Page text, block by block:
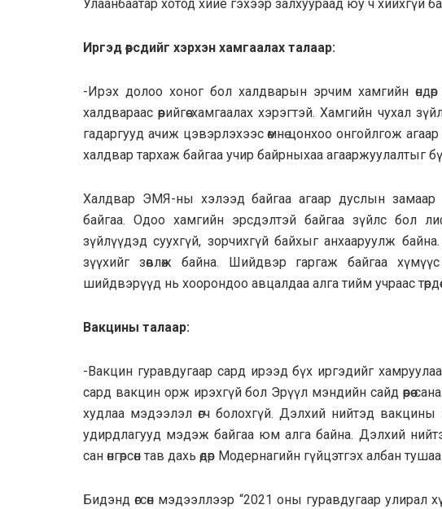
Улаанбаатар хотод хийе гэхээр залхуураад юу ч хийхгүй
Иргэд өөрсдийг хэрхэн хамгаалах талаар:
-Ирэх долоо хоног бол халдварын эрчим хамгийн
халдвараас өөрийгөө хамгаалах хэрэгтэй. Хамгийн чухал
гадаргууд ачиж цэвэрлэхээс өмнө цонхоо онгойлгож
халдвар тархаж байгаа учир байрныхаа агааржуулалтыг
Халдвар ЭМЯ-ны хэлээд байгаа агаар дуслын
байгаа. Одоо хамгийн эрсдэлтэй байгаа зүйлс бол
зүйлүүдэд суухгүй, зорчихгүй байхыг анхааруулж
зүүхийг зөвлөж байна. Шийдвэр гаргаж байгаа
шийдвэрүүд нь хоорондоо авцалдаа алга тийм учраас төрдөө биш
Вакцины талаар:
-Вакцин гуравдугаар сард ирээд бүх иргэдийг
сард вакцин орж ирэхгүй бол Эрүүл мэндийн сайд өөрөө
худлаа мэдээлэл өгч болохгүй. Дэлхий нийтэд вакцины
удирдлагууд мэдэж байгаа юм алга байна. Дэлхий
сан өнгөрсөн тав дахь өдөр Модернагийн гүйцэтгэх албан
Бидэнд өгсөн мэдээллээр “2021 оны гуравдугаар улирал